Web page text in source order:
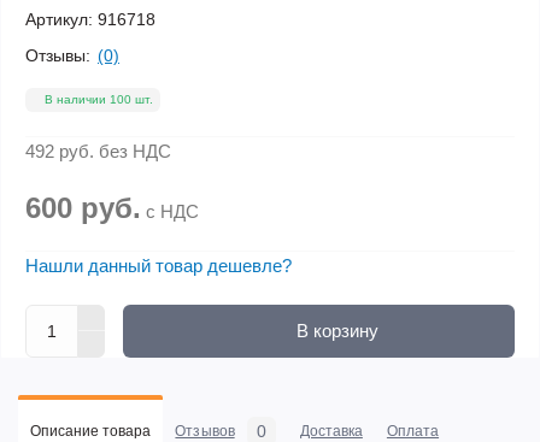
Артикул: 916718
Отзывы: (0)
В наличии 100 шт.
492 руб. без НДС
600 руб. с НДС
Нашли данный товар дешевле?
В корзину
Описание товара Отзывов 0 Доставка Оплата